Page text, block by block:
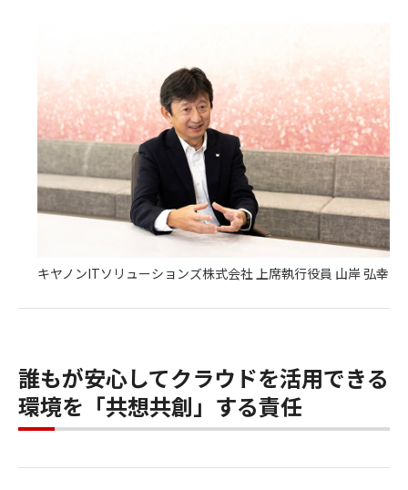
キヤノンITソリューションズ株式会社 上席執行役員 山岸 弘幸
誰もが安心してクラウドを活用できる
環境を「共想共創」する責任